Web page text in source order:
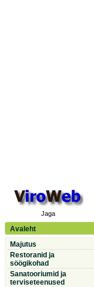
Jaga
Avaleht
Majutus
Restoranid ja
söögikohad
Sanatooriumid ja
terviseteenused